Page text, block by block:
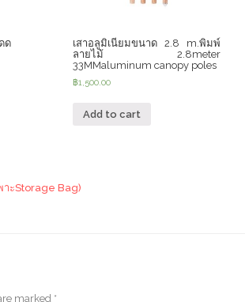
ด
เสาอลูมิเนียมขนาด 2.8 m.พิมพ์
ลายไม้ 2.8meter
33MMaluminum canopy poles
฿1,500.00
Add to cart
ะStorage Bag)
marked *